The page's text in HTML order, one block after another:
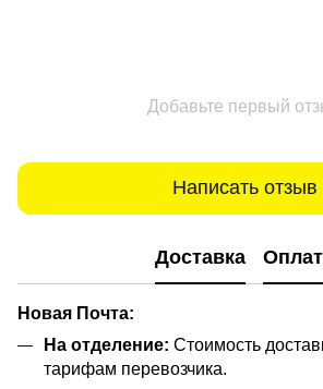
Добавьте первый
Написать отзыв
Доставка
Новая Почта:
На отделение: Стоимость
тарифам перевозчика.